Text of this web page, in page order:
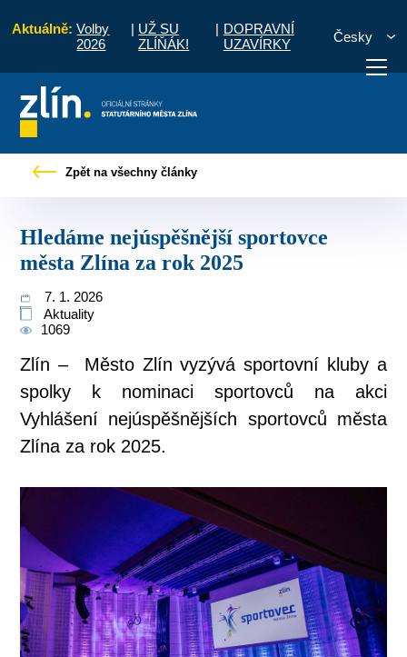
Aktuálně: Volby
2026
| UŽ SU
ZLÍŇÁK!
| DOPRAVNÍ
UZAVÍRKY
Česky
vyřídit Potřebuji zaplatit
Zpět na všechny články
Hledáme nejúspěšnější sportovce
města Zlína za rok 2025
7. 1. 2026
Aktuality
1069
Zlín – Město Zlín vyzývá sportovní kluby a
spolky k nominaci sportovců na akci
Vyhlášení nejúspěšnějších sportovců města
Zlína za rok 2025.